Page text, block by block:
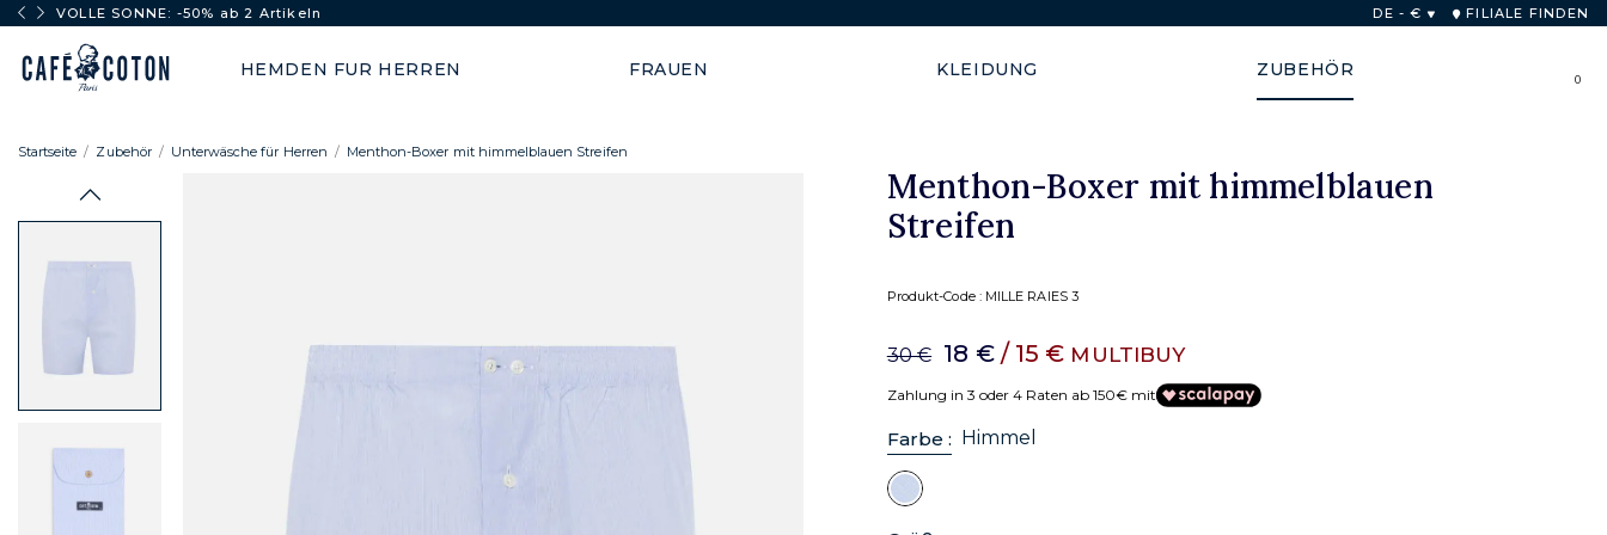
VOLLE SONNE: -50% ab 2 Artikeln DE - € FILIALE FINDEN
HEMDEN FUR HERREN FRAUEN KLEIDUNG ZUBEHÖR 0
Startseite Zubehör Unterwäsche für Herren Menthon-Boxer mit himmelblauen Streifen
Menthon-Boxer mit himmelblauen
Streifen
Produkt-Code : MILLE RAIES 3
30 € 18 €/ 15 € MULTIBUY
Zahlung in 3 oder 4 Raten ab 150€ mit
Farbe : Himmel